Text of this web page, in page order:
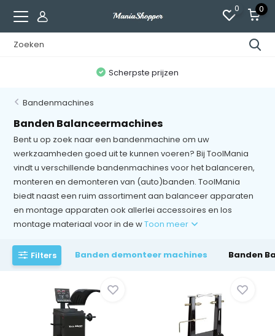
0 0
Scherpste prijzen
Bandenmachines
Banden Balanceermachines
Bent u op zoek naar een bandenmachine om uw
werkzaamheden goed uit te kunnen voeren? Bij ToolMania
vindt u verschillende bandenmachines voor het balanceren,
monteren en demonteren van (auto)banden. ToolMania
biedt naast een ruim assortiment aan balanceer apparaten
en montage apparaten ook allerlei accessoires en los
montage materiaal voor in de wToon meer
Filters Banden demonteer machines Banden